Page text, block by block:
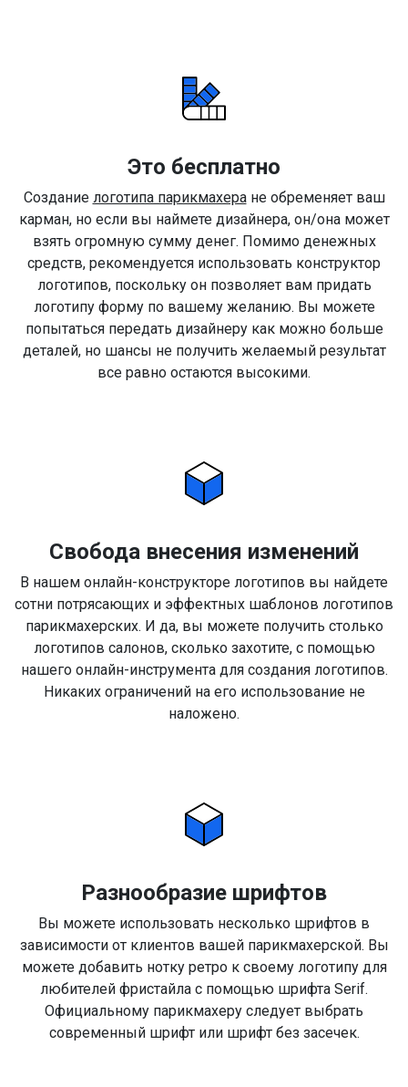
Это бесплатно
Создание логотипа парикмахеране обременяет ваш
карман, но если вы наймете дизайнера, он/она может
взять огромную сумму денег. Помимо денежных
средств, рекомендуется использовать конструктор
логотипов, поскольку он позволяет вам придать
логотипу форму по вашему желанию. Вы можете
попытаться передать дизайнеру как можно больше
деталей, но шансы не получить желаемый результат
все равно остаются высокими.
Свобода внесения изменений
В нашем онлайн-конструкторе логотипов вы найдете
сотни потрясающих и эффектных шаблонов логотипов
парикмахерских. И да, вы можете получить столько
логотипов салонов, сколько захотите, с помощью
нашего онлайн-инструмента для создания логотипов.
Никаких ограничений на его использование не
наложено.
Разнообразие шрифтов
Вы можете использовать несколько шрифтов в
зависимости от клиентов вашей парикмахерской. Вы
можете добавить нотку ретро к своему логотипу для
любителей фристайла с помощью шрифта Serif.
Официальному парикмахеру следует выбрать
современный шрифт или шрифт без засечек.